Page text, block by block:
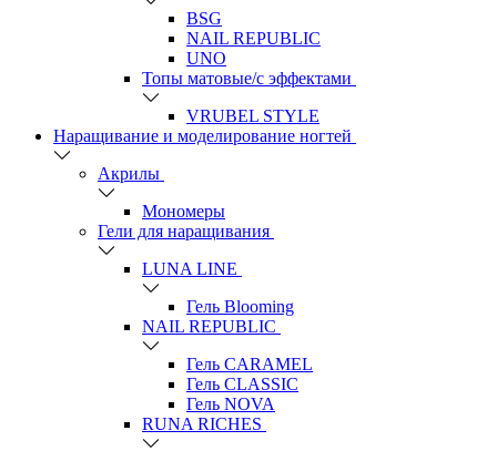
BSG
NAIL REPUBLIC
UNO
Топы матовые/с эффектами
VRUBEL STYLE
Наращивание и моделирование ногтей
Акрилы
Мономеры
Гели для наращивания
LUNA LINE
Гель Blooming
NAIL REPUBLIC
Гель CARAMEL
Гель CLASSIC
Гель NOVA
RUNA RICHES